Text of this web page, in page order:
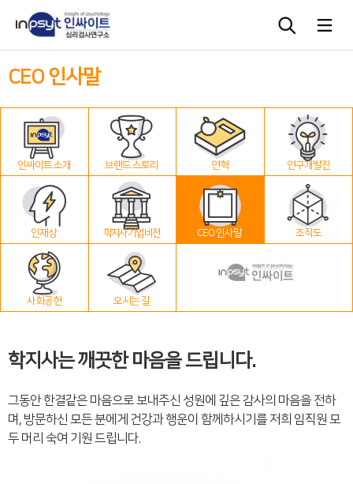
심리검사
상담도구
교육 워크숍
단체검사
CEO 인사말
인싸이트 소개 브랜드 스토리 연혁 연구개발진
인재상 학지사 기업 비전 CEO 인사말 조직도
사회공헌 오시는 길
학지사는 깨끗한 마음을 드립니다.
그동안 한결같은 마음으로 보내주신 성원에 깊은 감사의 마음을 전하
며, 방문하신 모든 분에게 건강과 행운이 함께하시기를 저희 임직원 모
두 머리 숙여 기원 드립니다.